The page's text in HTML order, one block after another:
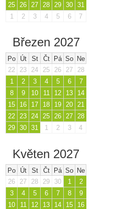
25
26 27 28 29 30 31
1
2 3 4 5 6 7
Březen 2027
Po Út St Čt Pá So Ne
22
23 24 25 26 27
28
1
2 3 4 5 6
7
8
9 10 11 12 13
14
15
16 17 18 19 20 21
22 23 24 25 26 27 28
29 30 31 1 2 3 4
Květen 2027
Po Út St Čt Pá So Ne
26
27 28 29 30 1
2
3
4 5 6 7 8
9
10
11 12 13 14 15
16